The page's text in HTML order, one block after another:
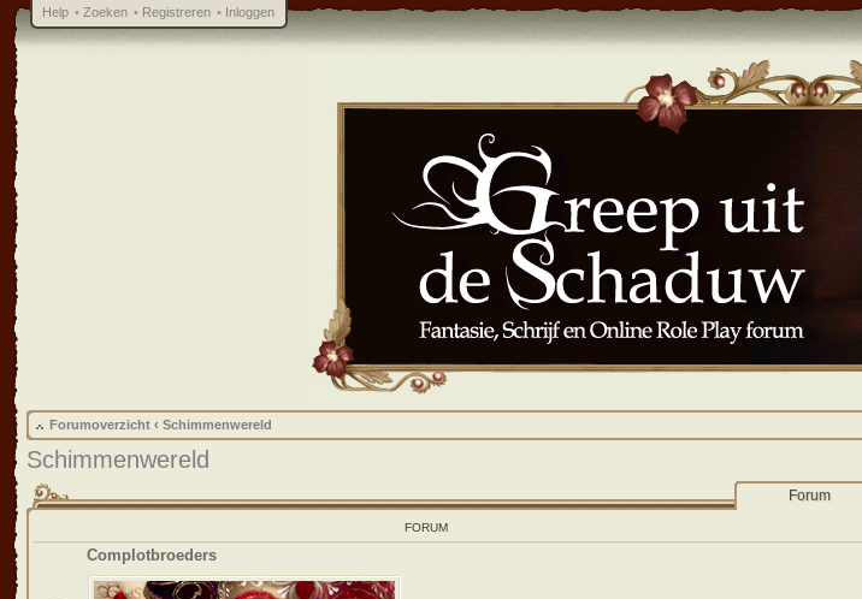
Help • Zoeken • Registreren • Inloggen
Forumoverzicht ‹ Schimmenwereld
Schimmenwereld
Forum
FORUM
Complotbroeders